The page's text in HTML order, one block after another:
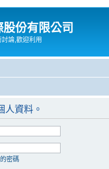
份有限公司
論,歡迎利用
人資料。
密碼